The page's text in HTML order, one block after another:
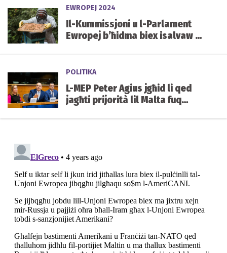
Olokawst
EWROPEJ 2024
Il-Kummissjoni u l-Parlament
Ewropej b’ħidma biex isalvaw l-
POLITIKA
L-MEP Peter Agius jgħid li qed
jagħti prijorità lil Malta fuq